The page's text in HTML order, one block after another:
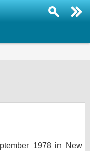
1978 in New